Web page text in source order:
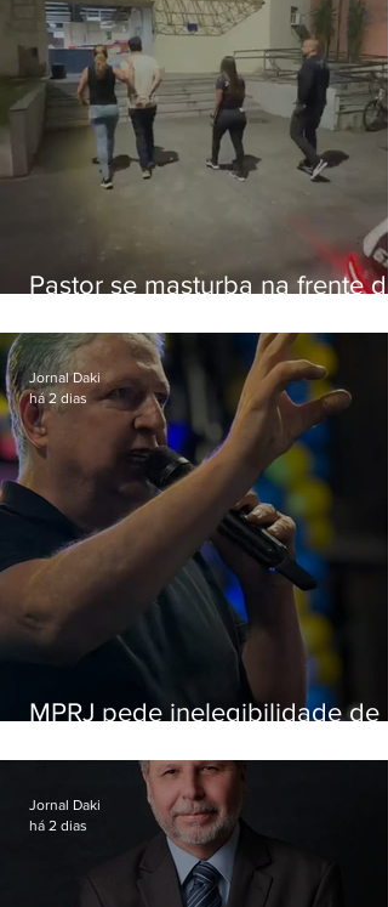
Pastor se masturba na frente de
MPRJ pede inelegibilidade de
Jornal Daki
há 2 dias
Jornal Daki
há 2 dias